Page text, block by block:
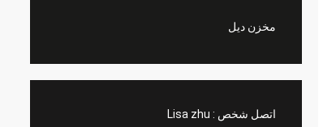
مخزن ديل
اتصل شخص : Lisa zhu